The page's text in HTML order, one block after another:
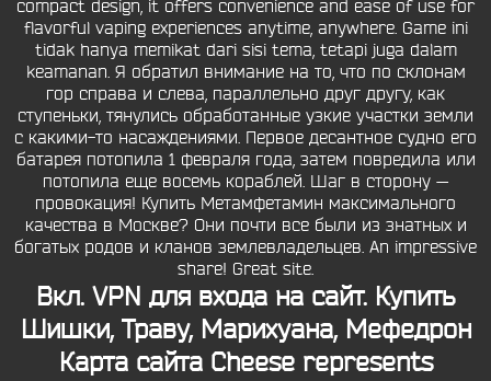
compact design, it offers convenience and ease of use for
flavorful vaping experiences anytime, anywhere. Game ini
tidak hanya memikat dari sisi tema, tetapi juga dalam
keamanan. Я обратил внимание на то, что по склонам
гор справа и слева, параллельно друг другу, как
ступеньки, тянулись обработанные узкие участки земли
с какими-то насаждениями. Первое десантное судно его
батарея потопила 1 февраля года, затем повредила или
потопила еще восемь кораблей. Шаг в сторону —
провокация! Купить Метамфетамин максимального
качества в Москве? Они почти все были из знатных и
богатых родов и кланов землевладельцев. An impressive
share! Great site.
Вкл. VPN для входа на сайт. Купить
Шишки, Траву, Марихуана, Мефедрон
Карта сайта Cheese represents